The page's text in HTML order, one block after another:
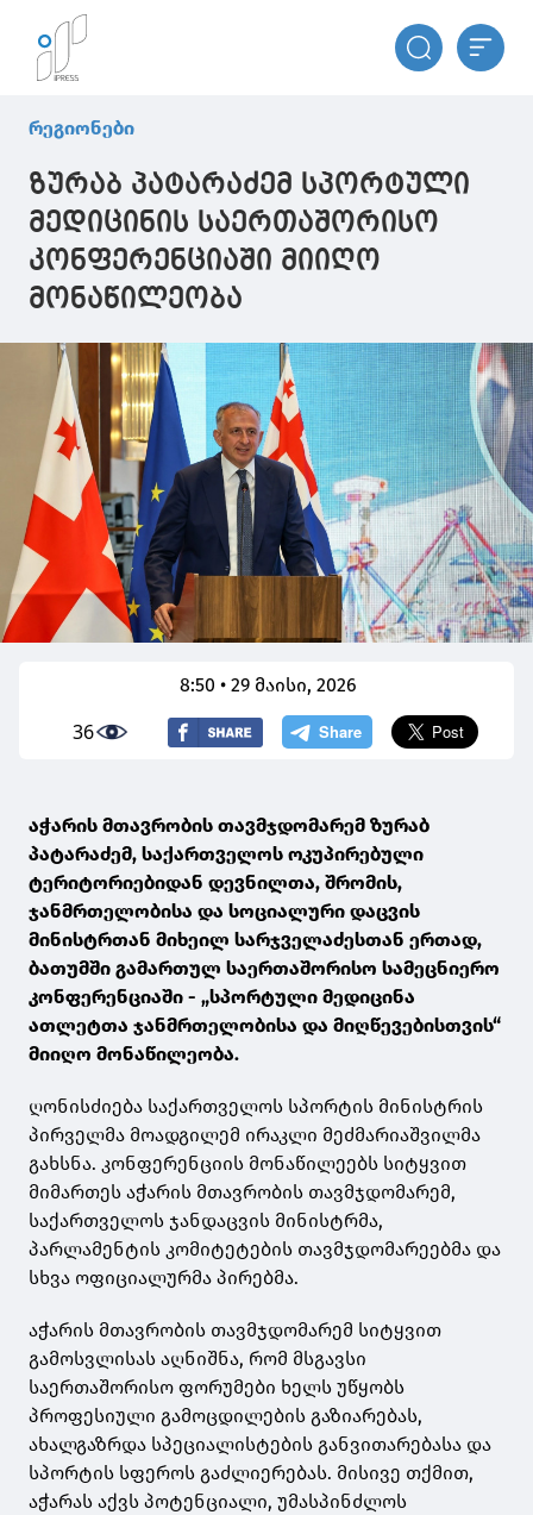
რეგიონები
ზურაბ პატარაძემ სპორტული
მედიცინის საერთაშორისო
კონფერენციაში მიიღო
მონაწილეობა
8:50 • 29 მაისი, 2026
36
აჭარის მთავრობის თავმჯდომარემ ზურაბ
პატარაძემ, საქართველოს ოკუპირებული
ტერიტორიებიდან დევნილთა, შრომის,
ჯანმრთელობისა და სოციალური დაცვის
მინისტრთან მიხეილ სარჯველაძესთან ერთად,
ბათუმში გამართულ საერთაშორისო სამეცნიერო
კონფერენციაში - „სპორტული მედიცინა
ათლეტთა ჯანმრთელობისა და მიღწევებისთვის“
მიიღო მონაწილეობა.
ღონისძიება საქართველოს სპორტის მინისტრის
პირველმა მოადგილემ ირაკლი მეძმარიაშვილმა
გახსნა. კონფერენციის მონაწილეებს სიტყვით
მიმართეს აჭარის მთავრობის თავმჯდომარემ,
საქართველოს ჯანდაცვის მინისტრმა,
პარლამენტის კომიტეტების თავმჯდომარეებმა და
სხვა ოფიციალურმა პირებმა.
აჭარის მთავრობის თავმჯდომარემ სიტყვით
გამოსვლისას აღნიშნა, რომ მსგავსი
საერთაშორისო ფორუმები ხელს უწყობს
პროფესიული გამოცდილების გაზიარებას,
ახალგაზრდა სპეციალისტების განვითარებასა და
სპორტის სფეროს გაძლიერებას. მისივე თქმით,
აჭარას აქვს პოტენციალი, უმასპინძლოს